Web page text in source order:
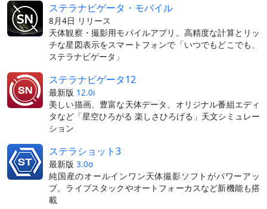
ステラナビゲータ・モバイル
8月4日 リリース
天体観察・撮影用モバイルアプリ。高精度な計算とリッ
チな星図表示をスマートフォンで「いつでもどこでも、
ステラナビゲータ」
ステラナビゲータ12
最新版 12.0i
美しい描画、豊富な天体データ、オリジナル番組エディ
タなど「星空ひろがる 楽しさひろげる」天文シミュレー
ション
ステラショット3
最新版 3.0o
純国産のオールインワン天体撮影ソフトがパワーアッ
プ。ライブスタックやオートフォーカスなど新機能も搭
載